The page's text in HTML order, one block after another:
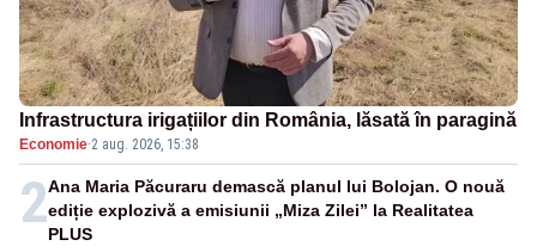
Infrastructura irigațiilor din România, lăsată în paragină
Economie·2 aug. 2026, 15:38
2Ana Maria Păcuraru demască planul lui Bolojan. O nouă
ediție explozivă a emisiunii „Miza Zilei” la Realitatea
PLUS